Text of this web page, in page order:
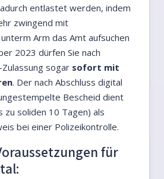
entlastet werden, indem
zwingend mit
Arm das Amt aufsuchen
2023 dürfen Sie nach
sogar sofort mit
. Der nach Abschluss digital
Bescheid dient
zu soliden 10 Tagen) als
bei einer Polizeikontrolle.
für